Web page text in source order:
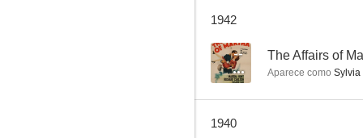
1942
-- The Affairs of
Aparece como Sylvia
1940